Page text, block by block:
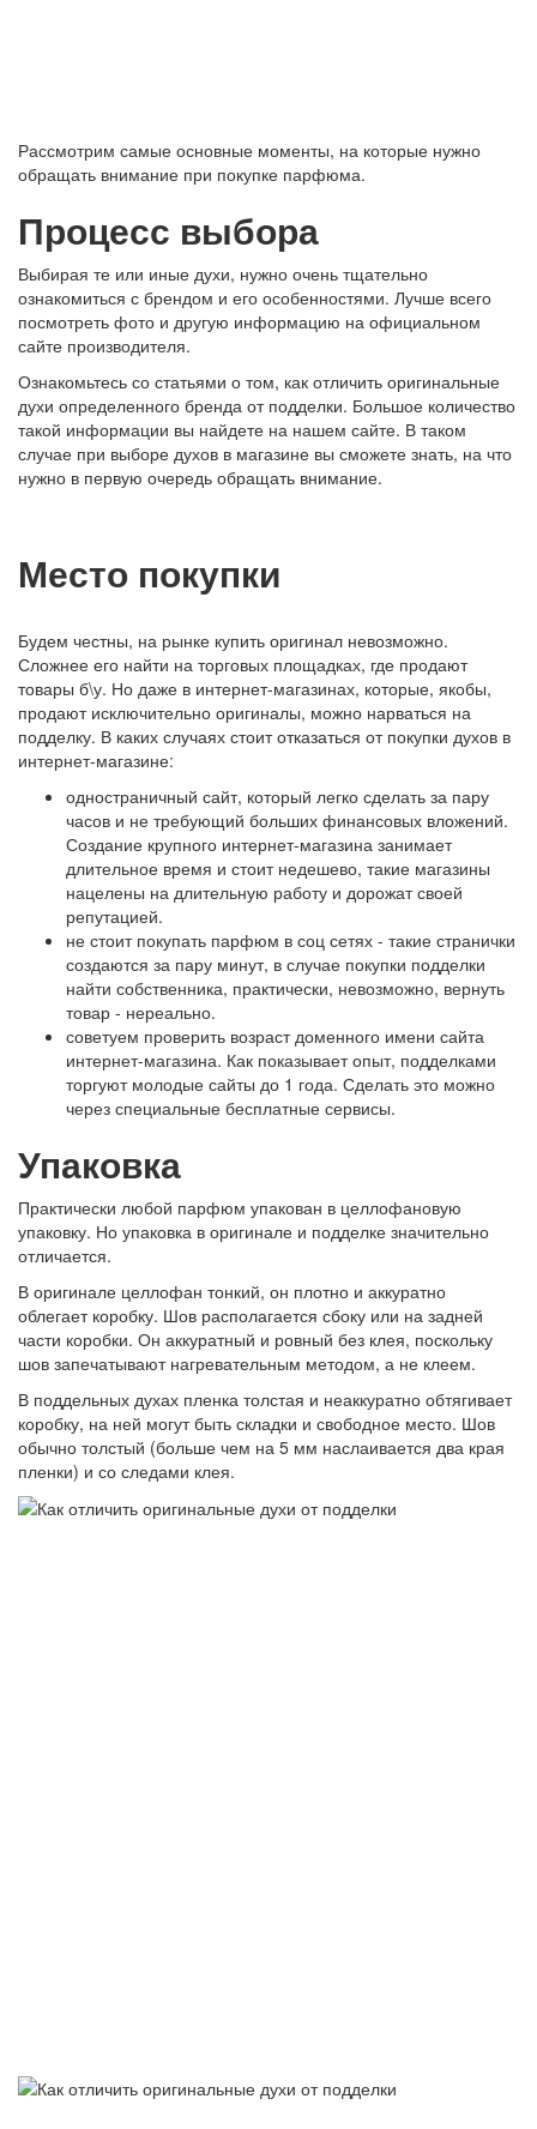
Рассмотрим самые основные моменты, на которые нужно
обращать внимание при покупке парфюма.
Процесс выбора
Выбирая те или иные духи, нужно очень тщательно
ознакомиться с брендом и его особенностями. Лучше всего
посмотреть фото и другую информацию на официальном
сайте производителя.
Ознакомьтесь со статьями о том, как отличить оригинальные
духи определенного бренда от подделки. Большое количество
такой информации вы найдете на нашем сайте. В таком
случае при выборе духов в магазине вы сможете знать, на что
нужно в первую очередь обращать внимание.
Место покупки
Будем честны, на рынке купить оригинал невозможно.
Сложнее его найти на торговых площадках, где продают
товары б\у. Но даже в интернет-магазинах, которые, якобы,
продают исключительно оригиналы, можно нарваться на
подделку. В каких случаях стоит отказаться от покупки духов в
интернет-магазине:
одностраничный сайт, который легко сделать за пару
часов и не требующий больших финансовых вложений.
Создание крупного интернет-магазина занимает
длительное время и стоит недешево, такие магазины
нацелены на длительную работу и дорожат своей
репутацией.
не стоит покупать парфюм в соц сетях - такие странички
создаются за пару минут, в случае покупки подделки
найти собственника, практически, невозможно, вернуть
товар - нереально.
советуем проверить возраст доменного имени сайта
интернет-магазина. Как показывает опыт, подделками
торгуют молодые сайты до 1 года. Сделать это можно
через специальные бесплатные сервисы.
Упаковка
Практически любой парфюм упакован в целлофановую
упаковку. Но упаковка в оригинале и подделке значительно
отличается.
В оригинале целлофан тонкий, он плотно и аккуратно
облегает коробку. Шов располагается сбоку или на задней
части коробки. Он аккуратный и ровный без клея, поскольку
шов запечатывают нагревательным методом, а не клеем.
В поддельных духах пленка толстая и неаккуратно обтягивает
коробку, на ней могут быть складки и свободное место. Шов
обычно толстый (больше чем на 5 мм наслаивается два края
пленки) и со следами клея.